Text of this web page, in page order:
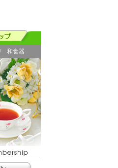
和食器